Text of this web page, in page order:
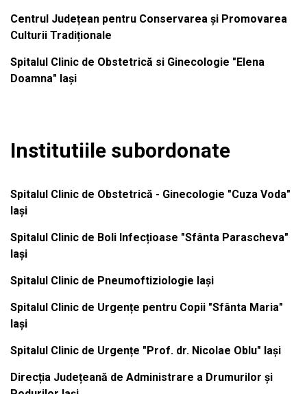
Centrul Județean pentru Conservarea și Promovarea
Culturii Tradiționale
Spitalul Clinic de Obstetrică si Ginecologie "Elena
Doamna" Iași
Institutiile subordonate
Spitalul Clinic de Obstetrică - Ginecologie "Cuza Voda"
Iași
Spitalul Clinic de Boli Infecțioase "Sfânta Parascheva"
Iași
Spitalul Clinic de Pneumoftiziologie Iași
Spitalul Clinic de Urgențe pentru Copii "Sfânta Maria"
Iași
Spitalul Clinic de Urgențe "Prof. dr. Nicolae Oblu" Iași
Direcția Județeană de Administrare a Drumurilor și